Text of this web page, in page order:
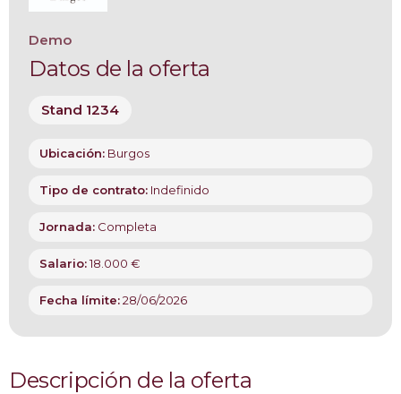
Demo
Datos de la oferta
Stand 1234
Ubicación: Burgos
Tipo de contrato: Indefinido
Jornada: Completa
Salario:18.000 €
Fecha límite:28/06/2026
Descripción de la oferta